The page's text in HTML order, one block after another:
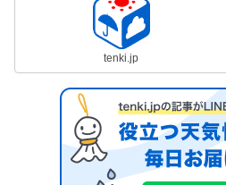
tenki.jp